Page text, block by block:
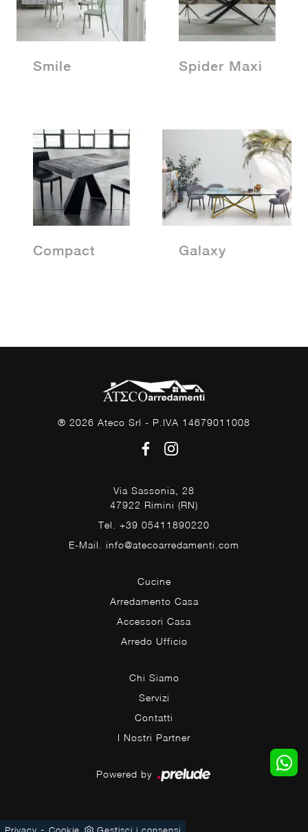
Smile Spider Maxi
Compact Galaxy
® 2026 Ateco Srl - P.IVA 14679011008
Via Sassonia, 28
47922 Rimini (RN)
Tel. +39 05411890220
E-Mail. info@atecoarredamenti.com
Cucine
Arredamento Casa
Accessori Casa
Arredo Ufficio
Chi Siamo
Servizi
Contatti
I Nostri Partner
Powered by
-